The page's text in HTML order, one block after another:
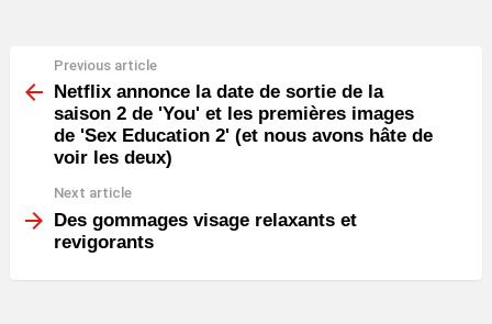
more
Previous article
Netflix annonce la date de sortie de la
saison 2 de 'You' et les premières images
de 'Sex Education 2' (et nous avons hâte de
voir les deux)
Next article
Des gommages visage relaxants et
revigorants